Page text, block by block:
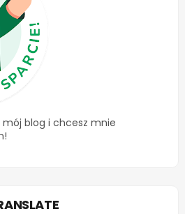
blog i chcesz mnie